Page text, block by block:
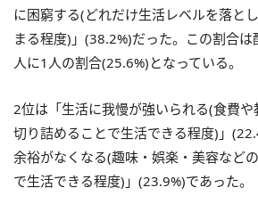
に困窮する(どれだけ生活レベルを落と
まる程度)」(38.2%)だった。この割合
人に1人の割合(25.6%)となっている。
2位は「生活に我慢が強いられる(食費
切り詰めることで生活できる程度)」
余裕がなくなる(趣味・娯楽・美容など
で生活できる程度)」(23.9%)であった。